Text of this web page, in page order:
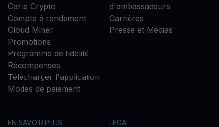
Carte Crypto
Compte à rendement
Cloud Miner
Promotions
Programme de fidélité
Récompenses
Télécharger l'application
Modes de paiement
d'ambassadeurs
Carrières
Presse et Médias
EN SAVOIR PLUS LEGAL